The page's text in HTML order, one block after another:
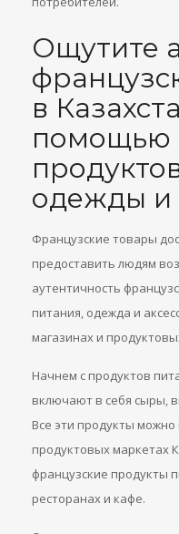
Ощутите
в
помощью
одежды и
Французские товары
предоставить людям
аутентичность
питания, одежда и
магазинах и
Начнем с продуктов
включают в себя сыры,
Все эти продукты можно
продуктовых маркетах
французские продукты
ресторанах и кафе.